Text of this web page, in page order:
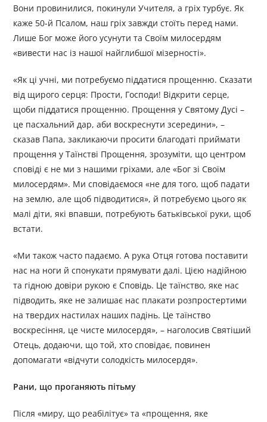
Вони провинилися, покинули Учителя, а гріх турбує. Як
каже 50-й Псалом, наш гріх завжди стоїть перед нами.
Лише Бог може його усунути та Своїм милосердям
«вивести нас із нашої найглибшої мізерності».
«Як ці учні, ми потребуємо піддатися прощенню. Сказати
від щирого серця: Прости, Господи! Відкрити серце,
щоби піддатися прощенню. Прощення у Святому Дусі –
це пасхальний дар, аби воскреснути зсередини», –
сказав Папа, закликаючи просити благодаті приймати
прощення у Таїнстві Прощення, зрозуміти, що центром
сповіді є не ми з нашими гріхами, але «Бог зі Своїм
милосердям». Ми сповідаємося «не для того, щоб падати
на землю, але щоб підводитися», й потребуємо цього як
малі діти, які впавши, потребують батьківської руки, щоб
встати.
«Ми також часто падаємо. А рука Отця готова поставити
нас на ноги й спонукати прямувати далі. Цією надійною
та гідною довіри рукою є Сповідь. Це таїнство, яке нас
підводить, яке не залишає нас плакати розпростертими
на твердих настилах наших падінь. Це таїнство
воскресіння, це чисте милосердя», – наголосив Святіший
Отець, додаючи, що той, хто сповідає, повинен
допомагати «відчути солодкість милосердя».
Рани, що проганяють пітьму
Після «миру, що реабілітує» та «прощення, яке